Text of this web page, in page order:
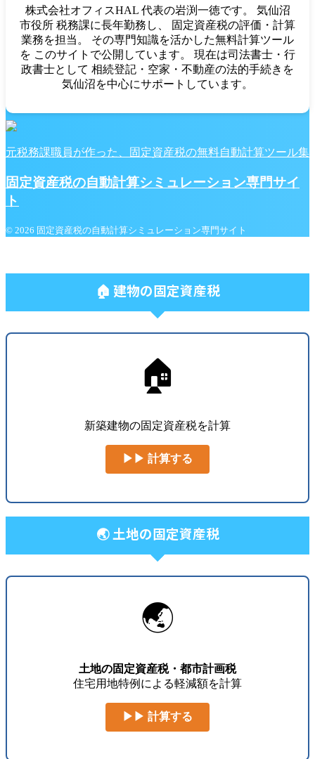
株式会社オフィスHAL 代表の岩渕一徳です。 気仙沼
市役所 税務課に長年勤務し、 固定資産税の評価・計算
業務を担当。 その専門知識を活かした無料計算ツール
を このサイトで公開しています。 現在は司法書士・行
政書士として 相続登記・空家・不動産の法的手続きを
気仙沼を中心にサポートしています。
元税務課職員が作った、固定資産税の無料自動計算ツール集
固定資産税の自動計算シミュレーション専門サイ
ト
© 2026 固定資産税の自動計算シミュレーション専門サイト
🏠 建物の固定資産税
🏠
新築建物の固定資産税を計算
▶▶ 計算する
🌏 土地の固定資産税
🌏
土地の固定資産税・都市計画税
住宅用地特例による軽減額を計算
▶▶ 計算する